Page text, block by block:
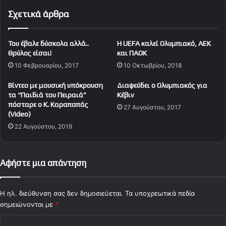
ς
ρ
δ
ί
ω
"
τ
σ
α
φ
!
Σχετικά άρθρα
Του έβαλε δύσκολα αλλά..
Θρύλος είσαι!
10 Φεβρουαρίου, 2017
H UEFA καλεί Oλυμπιακό, AEK
και ΠAOK
10 Οκτωβρίου, 2018
Bίντεο με μουσική υπόκρουση
τα “Παιδιά του Πειραιά”
πόσταρε ο Κ. Καραπαπάς
(Video)
22 Αυγούστου, 2019
Διαψεύδει o Ολυμπιακός για
Κέβιν
27 Αυγούστου, 2017
Αφήστε μια απάντηση
Η ηλ. διεύθυνση σας δεν δημοσιεύεται. Τα υποχρεωτικά πεδία
σημειώνονται με *